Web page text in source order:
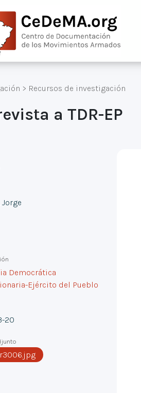
> Recursos de investigación
a TDR-EP
Democrática
Ejército del Pueblo
20